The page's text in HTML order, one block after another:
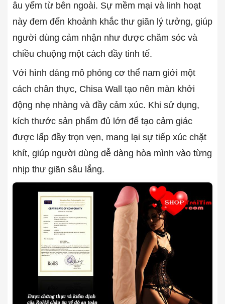
âu yếm từ bên ngoài. Sự mềm mại và linh hoạt
này đem đến khoảnh khắc thư giãn lý tưởng, giúp
người dùng cảm nhận như được chăm sóc và
chiều chuộng một cách đầy tinh tế.
Với hình dáng mô phỏng cơ thể nam giới một
cách chân thực, Chisa Wall tạo nên màn khởi
động nhẹ nhàng và đầy cảm xúc. Khi sử dụng,
kích thước sản phẩm đủ lớn để tạo cảm giác
được lấp đầy trọn vẹn, mang lại sự tiếp xúc chặt
khít, giúp người dùng dễ dàng hòa mình vào từng
nhịp thư giãn sâu lắng.